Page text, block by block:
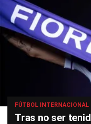
FÚTBOL INTERNACIONAL
Tras no ser